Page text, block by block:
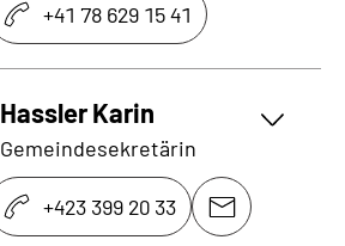
+41 78 629 15 41
Hassler Karin
Gemeindesekretärin
+423 399 20 33